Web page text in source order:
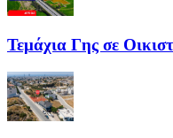
Τεμάχια Γης σε